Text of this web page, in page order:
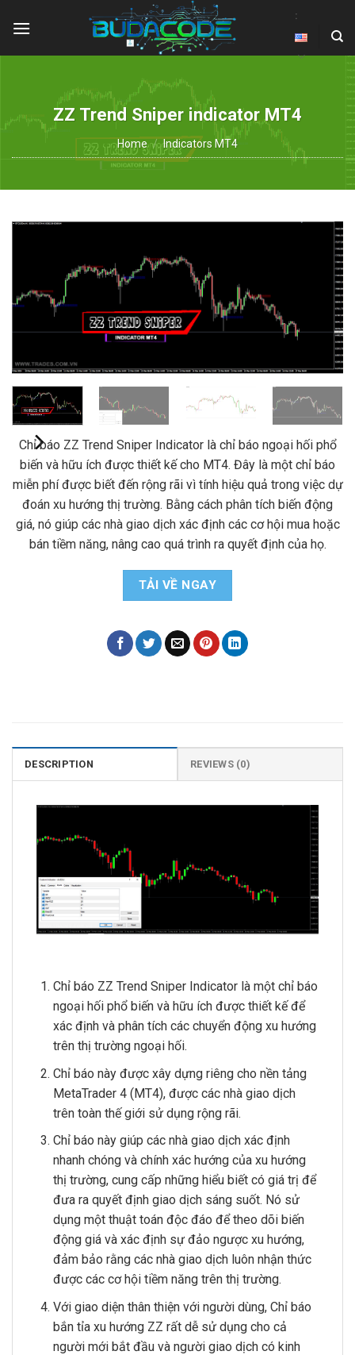
:
ZZ Trend Sniper indicator MT4
Home / Indicators MT4
Chỉ báo ZZ Trend Sniper Indicator là chỉ báo ngoại hối phổ
biến và hữu ích được thiết kế cho MT4. Đây là một chỉ báo
miễn phí được biết đến rộng rãi vì tính hiệu quả trong việc dự
đoán xu hướng thị trường. Bằng cách phân tích biến động
giá, nó giúp các nhà giao dịch xác định các cơ hội mua hoặc
bán tiềm năng, nâng cao quá trình ra quyết định của họ.
TẢI VỀ NGAY
DESCRIPTION REVIEWS (0)
Chỉ báo ZZ Trend Sniper Indicator là một chỉ báo
ngoại hối phổ biến và hữu ích được thiết kế để
xác định và phân tích các chuyển động xu hướng
trên thị trường ngoại hối.
Chỉ báo này được xây dựng riêng cho nền tảng
MetaTrader 4 (MT4), được các nhà giao dịch
trên toàn thế giới sử dụng rộng rãi.
Chỉ báo này giúp các nhà giao dịch xác định
nhanh chóng và chính xác hướng của xu hướng
thị trường, cung cấp những hiểu biết có giá trị để
đưa ra quyết định giao dịch sáng suốt. Nó sử
dụng một thuật toán độc đáo để theo dõi biến
động giá và xác định sự đảo ngược xu hướng,
đảm bảo rằng các nhà giao dịch luôn nhận thức
được các cơ hội tiềm năng trên thị trường.
Với giao diện thân thiện với người dùng, Chỉ báo
bắn tỉa xu hướng ZZ rất dễ sử dụng cho cả
người mới bắt đầu và người giao dịch có kinh